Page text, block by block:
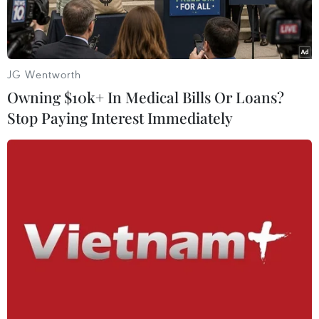
Quốc hội thảo luận về kết quả phát triển kinh tế-xã hội, ngân
sách nhà nước năm 2024. (Ảnh: TTXVN)
Thảo luận về kinh tế-xã hội tại hội trường sáng
JG Wentworth
Owning $10k+ In Medical Bills Or Loans?
Stop Paying Interest Immediately